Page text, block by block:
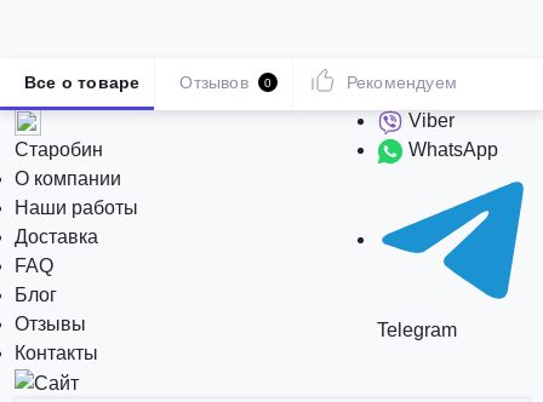
Старобин
О компании
Наши работы
Доставка
FAQ
Блог
Отзывы
Контакты
Viber
WhatsApp
Telegram
Все о товаре Отзывов 0 Рекомендуем